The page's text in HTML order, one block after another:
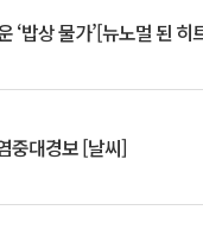
‘밥상 물가’[뉴노멀 된 히
중대경보 [날씨]